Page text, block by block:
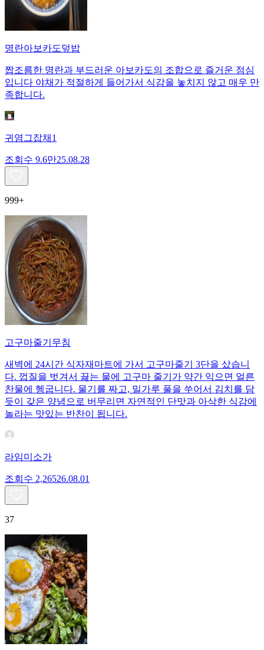
명란아보카도덮밥
짭조름한 명란과 부드러운 아보카도의 조합으로 즐거운 점심
입니다 야채가 적절하게 들어가서 식감을 놓치지 않고 매우 만
족합니다.
귀염그잡채1
조회수 9.6만25.08.28
999+
고구마줄기무침
새벽에 24시간 식자재마트에 가서 고구마줄기 3단을 샀습니
다. 껍질을 벗겨서 끓는 물에 고구마 줄기가 약간 익으면 얼른
찬물에 헹굽니다. 물기를 짜고, 밀가루 풀을 쑤어서 김치를 담
듯이 갖은 양념으로 버무리면 자연적인 단맛과 아삭한 식감에
놀라는 맛있는 반찬이 됩니다.
라임미소가
조회수 2,26526.08.01
37